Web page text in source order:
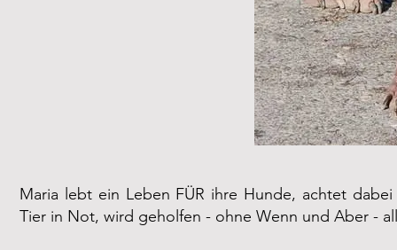
Maria lebt ein Leben FÜR ihre Hunde, achtet
Tier in Not, wird geholfen - ohne Wenn und Aber -